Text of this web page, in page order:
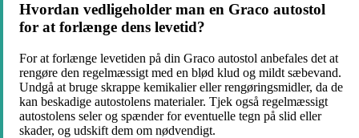
Hvordan vedligeholder man en Graco autostol
for at forlænge dens levetid?
For at forlænge levetiden på din Graco autostol anbefales det at
rengøre den regelmæssigt med en blød klud og mildt sæbevand.
Undgå at bruge skrappe kemikalier eller rengøringsmidler, da de
kan beskadige autostolens materialer. Tjek også regelmæssigt
autostolens seler og spænder for eventuelle tegn på slid eller
skader, og udskift dem om nødvendigt.